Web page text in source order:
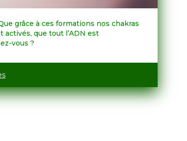
grâce à ces formations nos chakras
que tout l’ADN est
vous ?